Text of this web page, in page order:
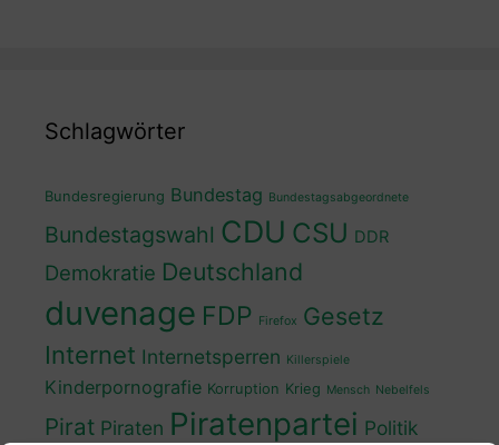
Schlagwörter
Bundesregierung Bundestag Bundestagsabgeordnete
Bundestagswahl CDU CSU DDR
Demokratie Deutschland
duvenage FDP Firefox Gesetz
Internet Internetsperren Killerspiele
Kinderpornografie Korruption Krieg Mensch Nebelfels
Pirat Piraten Piratenpartei Politik